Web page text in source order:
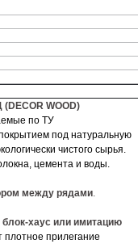
WOOD)
по ТУ
под натуральную
чистого сырья.
цемента и воды.
между рядами.
блок-хаус или имитацию
плотное прилегание